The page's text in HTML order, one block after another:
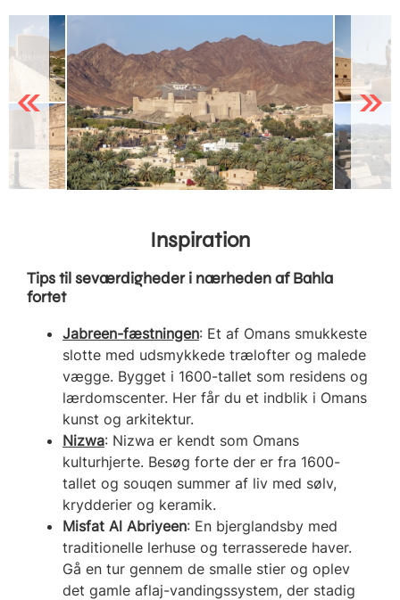
Previous Next
Inspiration
Tips til seværdigheder i nærheden af Bahla
fortet
Jabreen-fæstningen: Et af Omans smukkeste
slotte med udsmykkede trælofter og malede
vægge. Bygget i 1600-tallet som residens og
lærdomscenter. Her får du et indblik i Omans
kunst og arkitektur.
Nizwa: Nizwa er kendt som Omans
kulturhjerte. Besøg forte der er fra 1600-
tallet og souqen summer af liv med sølv,
krydderier og keramik.
Misfat Al Abriyeen: En bjerglandsby med
traditionelle lerhuse og terrasserede haver.
Gå en tur gennem de smalle stier og oplev
det gamle aflaj-vandingssystem, der stadig